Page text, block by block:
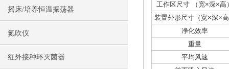
摇床/培养恒温振荡器
氮吹仪
红外接种环灭菌器
工作区尺寸 （宽×深×高
装置外形尺寸（宽×深×
净化效率
重量
平均风速